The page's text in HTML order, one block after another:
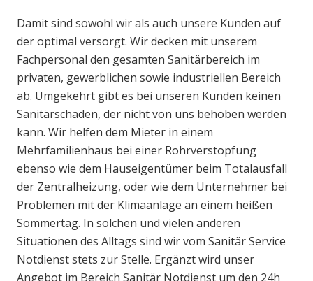
Damit sind sowohl wir als auch unsere Kunden auf
der optimal versorgt. Wir decken mit unserem
Fachpersonal den gesamten Sanitärbereich im
privaten, gewerblichen sowie industriellen Bereich
ab. Umgekehrt gibt es bei unseren Kunden keinen
Sanitärschaden, der nicht von uns behoben werden
kann. Wir helfen dem Mieter in einem
Mehrfamilienhaus bei einer Rohrverstopfung
ebenso wie dem Hauseigentümer beim Totalausfall
der Zentralheizung, oder wie dem Unternehmer bei
Problemen mit der Klimaanlage an einem heißen
Sommertag. In solchen und vielen anderen
Situationen des Alltags sind wir vom Sanitär Service
Notdienst stets zur Stelle. Ergänzt wird unser
Angebot im Bereich Sanitär Notdienst um den 24h